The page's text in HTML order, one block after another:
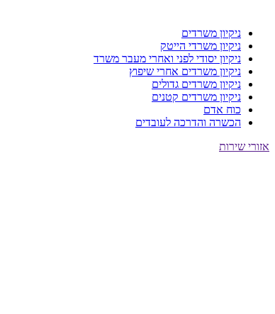
ניקיון משרדים
ניקיון משרדי הייטק
ניקיון יסודי לפני ואחרי מעבר משרד
ניקיון משרדים אחרי שיפוץ
ניקיון משרדים גדולים
ניקיון משרדים קטנים
כוח אדם
הכשרה והדרכה לעובדים
אזורי שירות